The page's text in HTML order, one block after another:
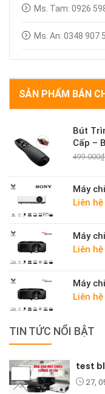
Ms. Tam: 0926
Ms. An: 0348 907
SẢN PHẨM BÁN
Bút
Cấp –
Sáng
Máy
Liên hệ
Máy
Liên hệ
Máy
Liên hệ
TIN TỨC NỔI BẬT
test
27,